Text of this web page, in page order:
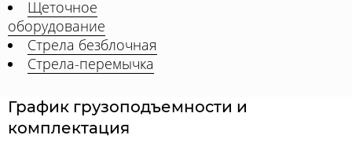
Щеточное
оборудование
Стрела безблочная
Стрела-перемычка
График грузоподъемности и
комплектация